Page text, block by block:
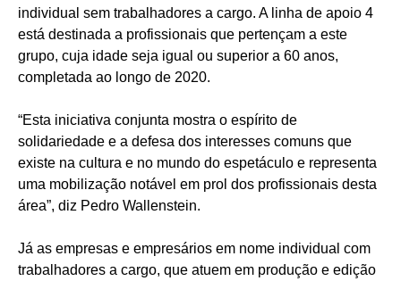
individual sem trabalhadores a cargo. A linha de apoio 4
está destinada a profissionais que pertençam a este
grupo, cuja idade seja igual ou superior a 60 anos,
completada ao longo de 2020.
“Esta iniciativa conjunta mostra o espírito de
solidariedade e a defesa dos interesses comuns que
existe na cultura e no mundo do espetáculo e representa
uma mobilização notável em prol dos profissionais desta
área”, diz Pedro Wallenstein.
Já as empresas e empresários em nome individual com
trabalhadores a cargo, que atuem em produção e edição